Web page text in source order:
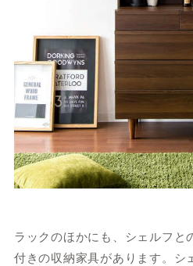
ラックのほかにも、シェルフと
付きの収納家具があります。シ